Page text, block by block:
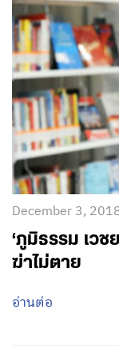
December 3,
‘ภูมิธรรม เวช
ฆ่าไม่ตาย
อ่านต่อ